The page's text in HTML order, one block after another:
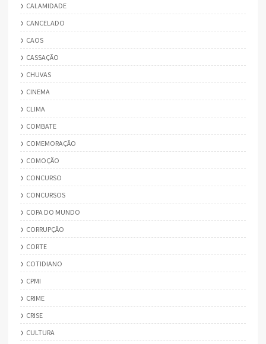
CALAMIDADE
CANCELADO
CAOS
CASSAÇÃO
CHUVAS
CINEMA
CLIMA
COMBATE
COMEMORAÇÃO
COMOÇÃO
CONCURSO
CONCURSOS
COPA DO MUNDO
CORRUPÇÃO
CORTE
COTIDIANO
CPMI
CRIME
CRISE
CULTURA